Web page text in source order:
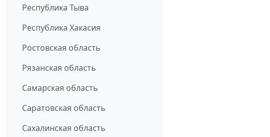
Республика Тыва
Республика Хакасия
Ростовская область
Рязанская область
Самарская область
Саратовская область
Сахалинская область